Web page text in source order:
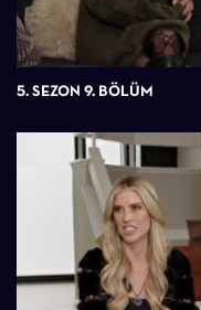
5. SEZON 9. BÖLÜM